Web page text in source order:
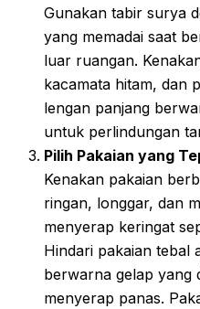
Gunakan tabir surya
yang memadai saat
luar ruangan.
kacamata hitam, dan
lengan panjang
untuk perlindungan
Pilih Pakaian yang
Kenakan pakaian
ringan, longgar, dan
menyerap keringat
Hindari pakaian tebal
berwarna gelap yang
menyerap panas.